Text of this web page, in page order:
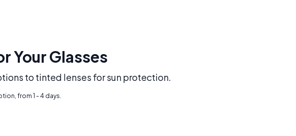
Your Glasses
to tinted lenses for sun protection.
from 1 - 4 days.